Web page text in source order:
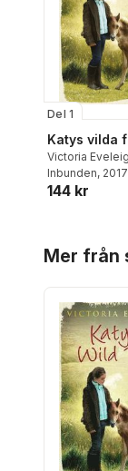
Del 1
Katys vilda
Victoria
Inbunden, 2017
144 kr
Mer från